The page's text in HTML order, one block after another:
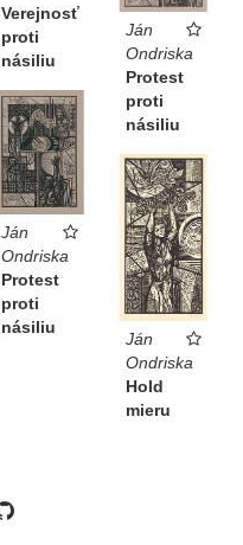
Verejnosť
proti
násiliu
Ján
Ondriska
Protest
proti
násiliu
Ján
Ondriska
Protest
proti
násiliu
Ján
Ondriska
Hold
mieru